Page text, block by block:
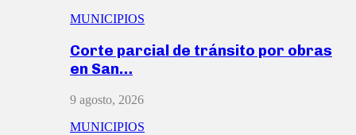
MUNICIPIOS
Corte parcial de tránsito por obras
en San…
9 agosto, 2026
MUNICIPIOS